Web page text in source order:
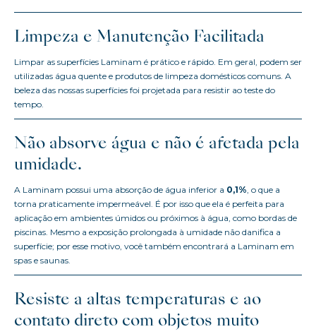
Limpeza e Manutenção Facilitada
Limpar as superfícies Laminam é prático e rápido. Em geral, podem ser
utilizadas água quente e produtos de limpeza domésticos comuns. A
beleza das nossas superfícies foi projetada para resistir ao teste do
tempo.
Não absorve água e não é afetada pela
umidade.
A Laminam possui uma absorção de água inferior a 0,1%, o que a
torna praticamente impermeável. É por isso que ela é perfeita para
aplicação em ambientes úmidos ou próximos à água, como bordas de
piscinas. Mesmo a exposição prolongada à umidade não danifica a
superfície; por esse motivo, você também encontrará a Laminam em
spas e saunas.
Resiste a altas temperaturas e ao
contato direto com objetos muito